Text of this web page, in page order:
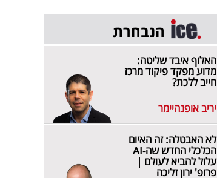
הנבחרת
האלוף איבד שליטה:
מדוע מפקד פיקוד מרכז
חייב ללכת?
יריב אופנהיימר
לא האבטלה: זה האיום
הכלכלי החדש שה-AI
עלול להביא לעולם |
פרופ' ירון זליכה